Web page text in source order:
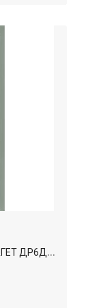
D
R - Межкомнатная дверь БАГЕТ ДР6ДКЛ-21 глухое